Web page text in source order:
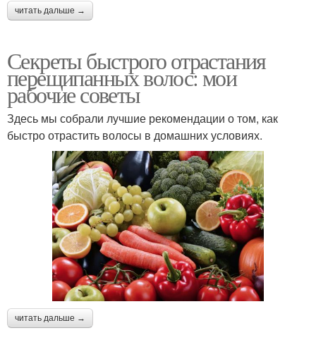
читать дальше →
Секреты быстрого отрастания
перещипанных волос: мои
рабочие советы
Здесь мы собрали лучшие рекомендации о том, как
быстро отрастить волосы в домашних условиях.
читать дальше →